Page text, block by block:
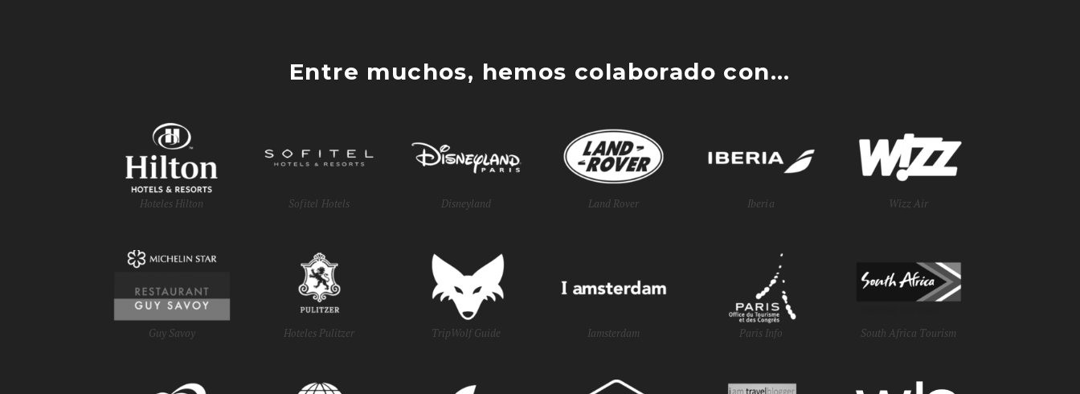
Entre muchos, hemos colaborado con...
Hoteles Hilton Sofitel Hotels Disneyland Land Rover Iberia Wizz Air
Guy Savoy Hoteles Pulitzer TripWolf Guide Iamsterdam Paris Info South Africa Tourism